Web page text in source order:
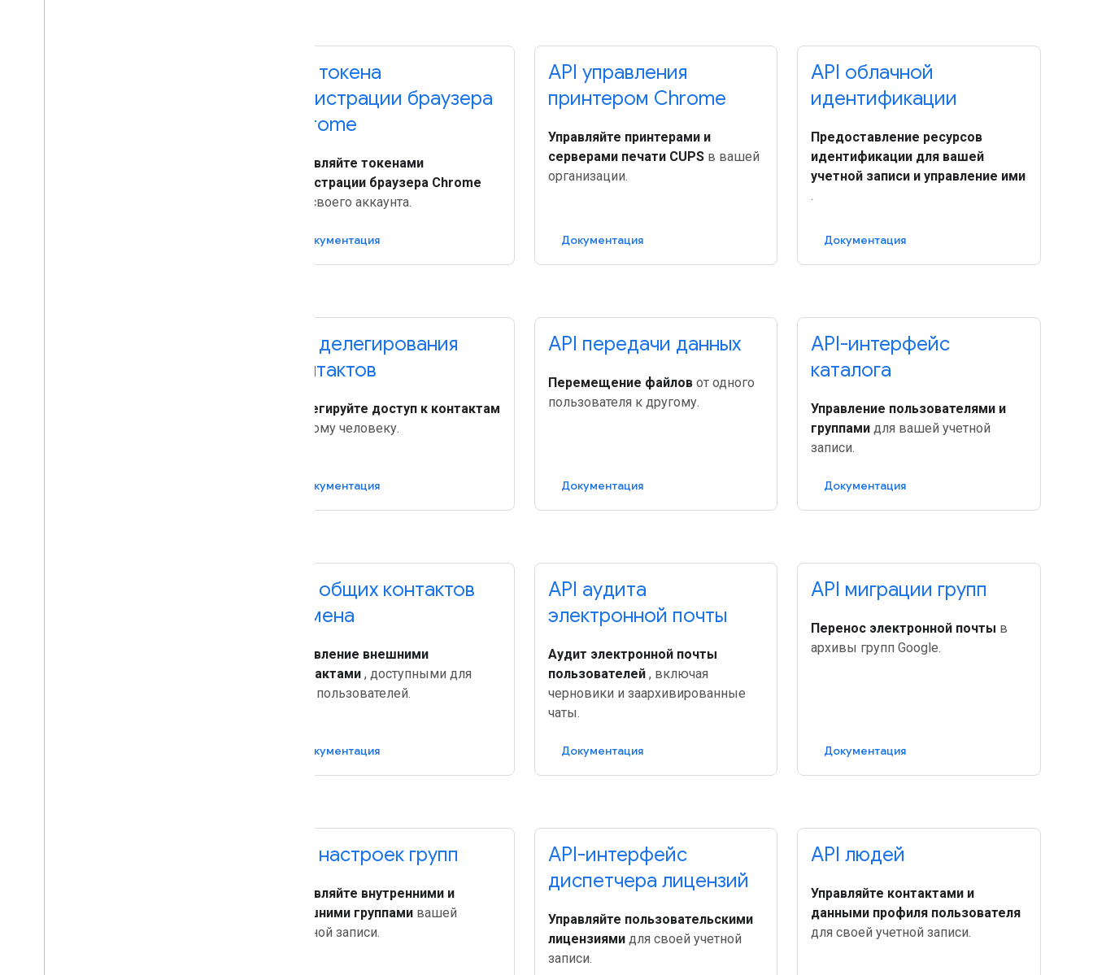
API токена
регистрации браузера
Chrome
Управляйте токенами
регистрации браузера Chrome
для своего аккаунта.
Документация
API управления
принтером Chrome
Управляйте принтерами и
серверами печати CUPSв вашей
организации.
Документация
API облачной
идентификации
Предоставление ресурсов
идентификации для вашей
учетной записи и управление ими
.
Документация
API делегирования
контактов
Делегируйте доступ к контактам
другому человеку.
Документация
API передачи данных
Перемещение файловот одного
пользователя к другому.
Документация
API-интерфейс
каталога
Управление пользователями и
группами для вашей учетной
записи.
Документация
API общих контактов
домена
Управление внешними
контактами , доступными для
всех пользователей.
Документация
API аудита
электронной почты
Аудит электронной почты
пользователей, включая
черновики и заархивированные
чаты.
Документация
API миграции групп
Перенос электронной почты в
архивы групп Google.
Документация
API настроек групп
Управляйте внутренними и
внешними группами вашей
учетной записи.
API-интерфейс
диспетчера лицензий
Управляйте пользовательскими
лицензиямидля своей учетной
записи.
API людей
Управляйте контактами и
данными профиля пользователя
для своей учетной записи.